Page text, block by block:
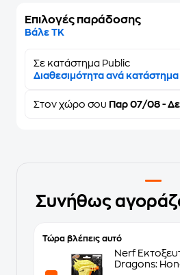
Επιλογές παράδοσης
Βάλε ΤΚ
Σε κατάστημα Public
Διαθεσιμότητα ανά κατάστημα
Στον χώρο σου Παρ 07/08 -
Συνήθως
Τώρα βλέπεις αυτό
Nerf
Dragons: